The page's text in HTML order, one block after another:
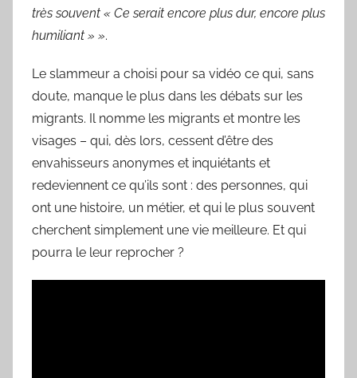
r
très souvent « Ce serait encore plus dur, encore plus
humiliant » ».
Le slammeur a choisi pour sa vidéo ce qui, sans
doute, manque le plus dans les débats sur les
migrants. Il nomme les migrants et montre les
visages – qui, dès lors, cessent d’être des
envahisseurs anonymes et inquiétants et
redeviennent ce qu’ils sont : des personnes, qui
ont une histoire, un métier, et qui le plus souvent
cherchent simplement une vie meilleure. Et qui
pourra le leur reprocher ?